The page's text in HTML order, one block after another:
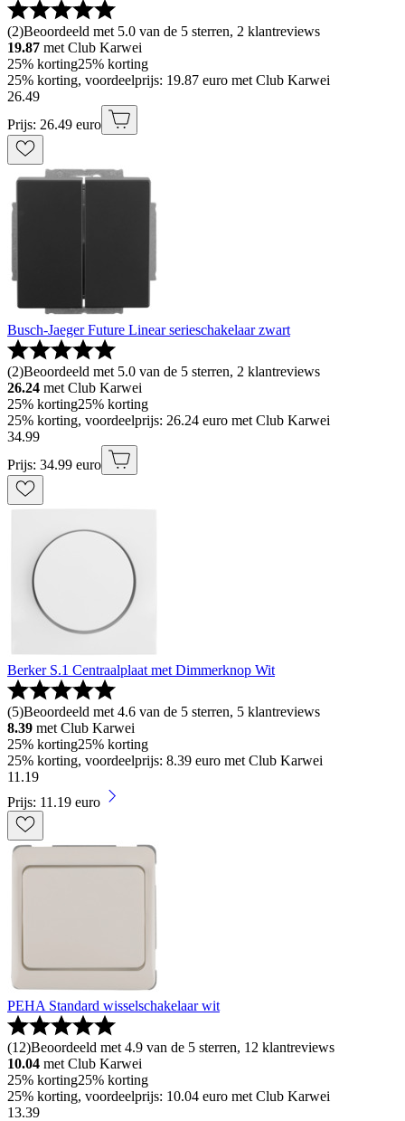
(2)Beoordeeld met 5.0 van de 5 sterren, 2 klantreviews
19.87 met Club Karwei
25% korting25% korting
25% korting, voordeelprijs: 19.87 euro met Club Karwei
26.49
Prijs: 26.49 euro
Busch-Jaeger Future Linear serieschakelaar zwart
(2)Beoordeeld met 5.0 van de 5 sterren, 2 klantreviews
26.24 met Club Karwei
25% korting25% korting
25% korting, voordeelprijs: 26.24 euro met Club Karwei
34.99
Prijs: 34.99 euro
Berker S.1 Centraalplaat met Dimmerknop Wit
(5)Beoordeeld met 4.6 van de 5 sterren, 5 klantreviews
8.39 met Club Karwei
25% korting25% korting
25% korting, voordeelprijs: 8.39 euro met Club Karwei
11 .19
Prijs: 11.19 euro
PEHA Standard wisselschakelaar wit
(12)Beoordeeld met 4.9 van de 5 sterren, 12 klantreviews
10.04 met Club Karwei
25% korting25% korting
25% korting, voordeelprijs: 10.04 euro met Club Karwei
13.39